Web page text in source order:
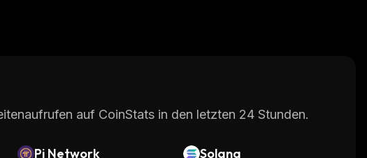
auf CoinStats in den letzten 24 Stunden.
Pi Network
Solana